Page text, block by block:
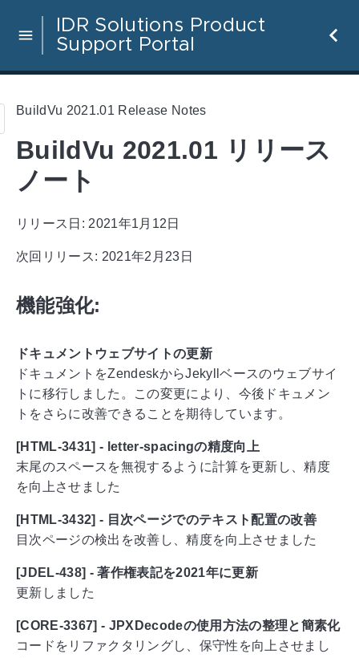
IDR Solutions Product
Support Portal
BuildVu 2021.01 Release Notes
BuildVu 2021.01 リリース
ノート
リリース日: 2021年1月12日
次回リリース: 2021年2月23日
機能強化:
ドキュメントウェブサイトの更新
ドキュメントをZendeskからJekyllベースのウェブサイ
トに移行しました。この変更により、今後ドキュメン
トをさらに改善できることを期待しています。
[HTML-3431] - letter-spacingの精度向上
末尾のスペースを無視するように計算を更新し、精度
を向上させました
[HTML-3432] - 目次ページでのテキスト配置の改善
目次ページの検出を改善し、精度を向上させました
[JDEL-438] - 著作権表記を2021年に更新
更新しました
[CORE-3367] - JPXDecodeの使用方法の整理と簡素化
コードをリファクタリングし、保守性を向上させまし